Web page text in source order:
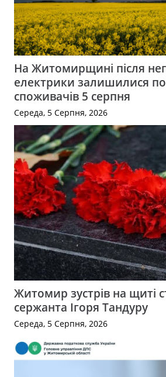
На Житомирщині після
електрики залишилися
споживачів 5 серпня
Середа, 5 Серпня, 2026
Житомир зустрів на щиті
сержанта Ігоря Тандуру
Середа, 5 Серпня, 2026